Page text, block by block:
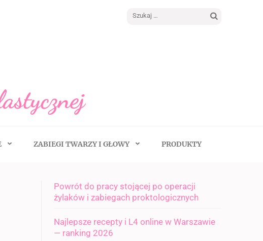
Szukaj:
ZABIEGI TWARZY I GŁOWY PRODUKTY
Powrót do pracy stojącej po operacji
żylaków i zabiegach proktologicznych
Najlepsze recepty i L4 online w Warszawie
— ranking 2026